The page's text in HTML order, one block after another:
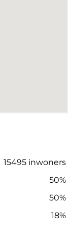
15495 inwoners
50%
50%
18%